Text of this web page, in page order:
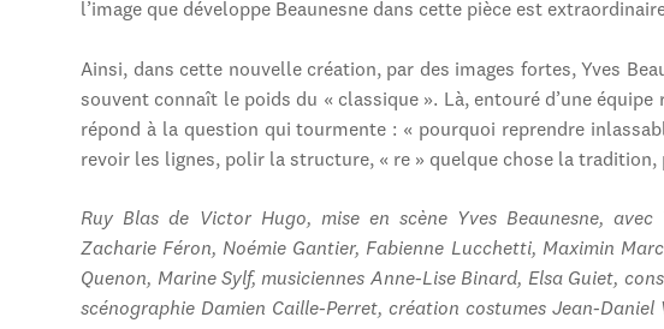
l’image que développe Beaunesne dans cette pièce est
Ainsi, dans cette nouvelle création, par des images fortes, Yves
souvent connaît le poids du « classique ». Là, entouré d’une
répond à la question qui tourmente : « pourquoi reprendre
revoir les lignes, polir la structure, « re » quelque chose la
Ruy Blas de Victor Hugo, mise en scène Yves Beaunesne,
Zacharie Féron, Noémie Gantier, Fabienne Lucchetti, Maximin
Quenon, Marine Sylf, musiciennes Anne-Lise Binard, Elsa Guiet,
scénographie Damien Caille-Perret, création costumes Jean-